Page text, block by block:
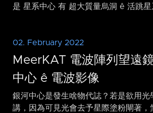
是 星系中心 有 超大質量烏洞 ê 活跳星
02. February 2022
MeerKAT 電波陣列望遠
中心 ê 電波影像
銀河中心是發生啥物代誌？若是欲用光
講，因為可見光會去予星際塗粉閘著，